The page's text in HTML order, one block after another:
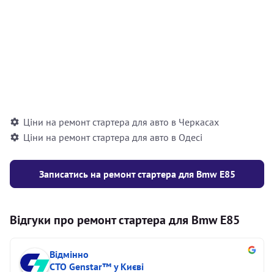
Ціни на ремонт стартера для авто в Черкасах
Ціни на ремонт стартера для авто в Одесі
Записатись на ремонт стартера для Bmw E85
Відгуки про ремонт стартера для Bmw E85
Відмінно
СТО Genstar™ у Києві